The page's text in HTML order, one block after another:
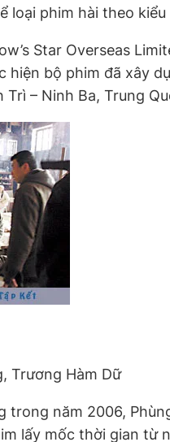
phim hài theo
Star Overseas
hiện bộ phim đã xây
– Ninh Ba, Trung
Trương Hàm Dữ
trong năm 2006,
lấy mốc thời gian từ